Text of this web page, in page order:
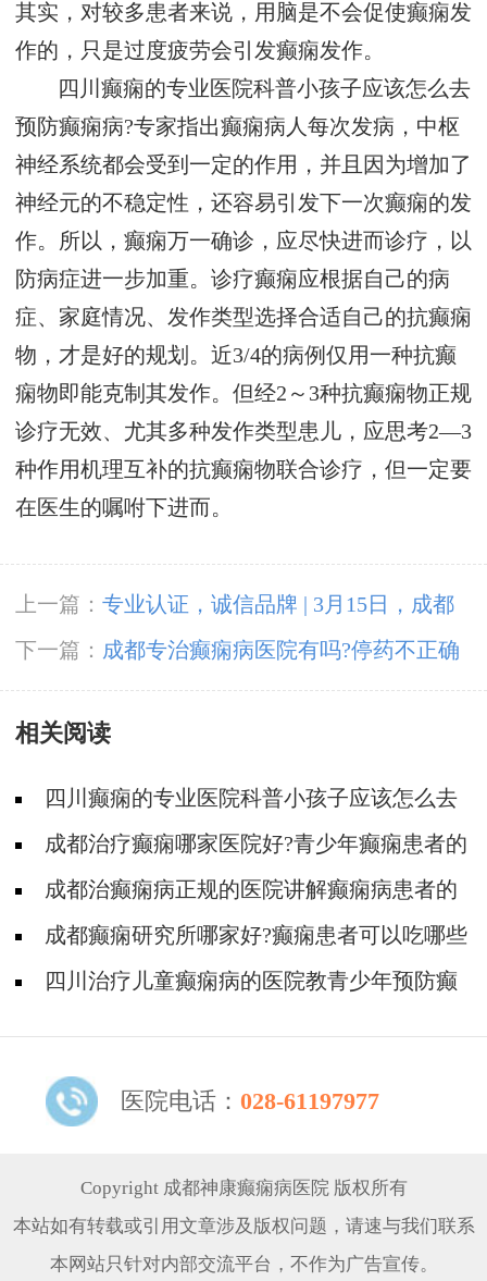
其实，对较多患者来说，用脑是不会促使癫痫发
作的，只是过度疲劳会引发癫痫发作。
四川癫痫的专业医院科普小孩子应该怎么去
预防癫痫病?专家指出癫痫病人每次发病，中枢
神经系统都会受到一定的作用，并且因为增加了
神经元的不稳定性，还容易引发下一次癫痫的发
作。所以，癫痫万一确诊，应尽快进而诊疗，以
防病症进一步加重。诊疗癫痫应根据自己的病
症、家庭情况、发作类型选择合适自己的抗癫痫
物，才是好的规划。近3/4的病例仅用一种抗癫
痫物即能克制其发作。但经2～3种抗癫痫物正规
诊疗无效、尤其多种发作类型患儿，应思考2—3
种作用机理互补的抗癫痫物联合诊疗，但一定要
在医生的嘱咐下进而。
上一篇： 专业认证，诚信品牌 | 3月15日，成都
神康癫痫医院荣登消费质量报健康版
下一篇： 成都专治癫痫病医院有吗?停药不正确
也可能再次诱发癫痫?
相关阅读
四川癫痫的专业医院科普小孩子应该怎么去
预防癫痫病?
成都治疗癫痫哪家医院好?青少年癫痫患者的
饮食禁忌有哪些?
成都治癫痫病正规的医院讲解癫痫病患者的
日常注意事项!
成都癫痫研究所哪家好?癫痫患者可以吃哪些
食物?四川治疗儿童癫痫病的医院教青少年预防癫
医院电话： 028-61197977
Copyright 成都神康癫痫病医院 版权所有
本站如有转载或引用文章涉及版权问题，请速与我们联系
本网站只针对内部交流平台，不作为广告宣传。